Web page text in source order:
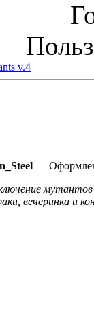
v.4
мутантов
вечеринка и